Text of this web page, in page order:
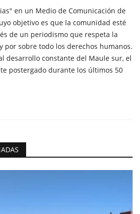
en un Medio de Comunicación de
objetivo es que la comunidad esté
de un periodismo que respeta la
por sobre todo los derechos humanos.
desarrollo constante del Maule sur, el
postergado durante los últimos 50